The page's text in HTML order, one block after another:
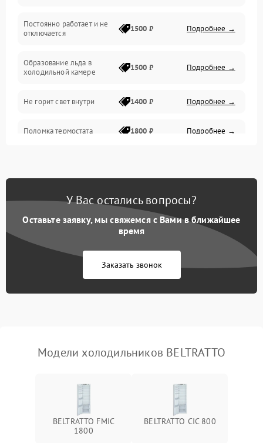
Постоянно работает и не
отключается
1500 ₽ Подробнее →
Образование льда в
холодильной камере
1500 ₽ Подробнее →
Не горит свет внутри 1400 ₽ Подробнее →
Поломка термостата 1800 ₽ Подробнее →
Образование конденсата
1800 ₽ Подробнее →
Сбой в работе инвертора
работе
2000 ₽ Подробнее →
У Вас остались вопросы?
Оставьте заявку, мы свяжемся с Вами в ближайшее
время
Заказать звонок
Модели холодильников BELTRATTO
BELTRATTO FMIC
1800
BELTRATTO CIC 800